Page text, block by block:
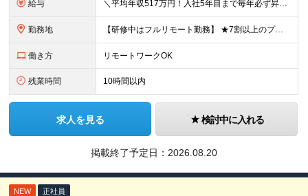
給与 ＼平均年収517万円！入社5年目まで毎年必ず昇給／ ■賞与年3回 ■年収800万円以上も可 ■入社3年以上の平均年収469.2万円 月給23万2000円以上＋賞与年3回＋各種手当 ☆入社5年目まで最
勤務地 【研修中はフルリモート勤務】 ★7割以上のプロジェクトでリモートワークを導入 ★一都三県のプロジェクト先 ★転居を伴う転勤なし ＜プロジェクト先＞ 東京・神奈川・千葉・埼玉でのプロジェクト先にて勤務
働き方 リモートワークOK
残業時間 10時間以内
求人を見る 検討中に入れる
掲載終了予定日： 2026.08.20
NEW 正社員